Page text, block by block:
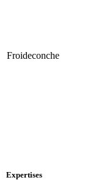
Froideconche
Expertises